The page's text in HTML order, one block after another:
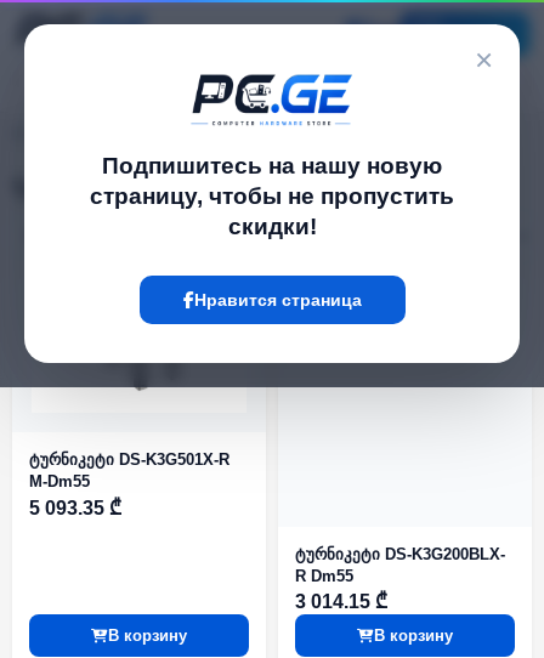
×
Подпишитесь на нашу новую
страницу, чтобы не пропустить
скидки!
Нравится страница
Турникеты
5 Товар
ტურნიკეტი DS-K3G501X-R
M-Dm55
5 093.35 ₾
В корзину
ტურნიკეტი DS-K3G200BLX-
R Dm55
3 014.15 ₾
В корзину